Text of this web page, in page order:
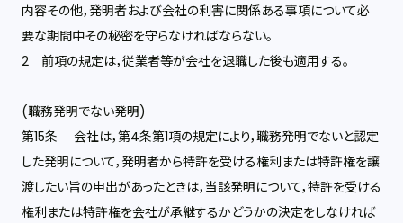
内容その他，発明者および会社の利害に関係ある事項について必
要な期間中その秘密を守らなければならない。
2 前項の規定は，従業者等が会社を退職した後も適用する。
(職務発明でない発明)
第15条 会社は，第4条第1項の規定により，職務発明でないと認定
した発明について，発明者から特許を受ける権利または特許権を譲
渡したい旨の申出があったときは，当該発明について，特許を受ける
権利または特許権を会社が承継するかどうかの決定をしなければ